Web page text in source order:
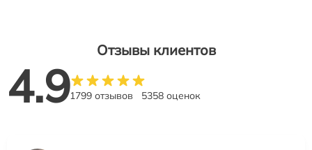
Отзывы клиентов
4.91799 отзывов 5358 оценок